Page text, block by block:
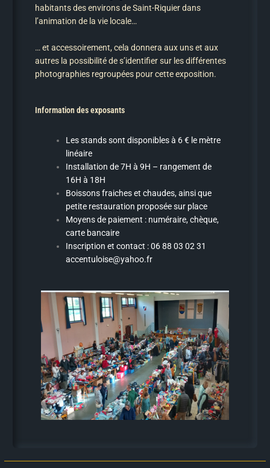
habitants des environs de Saint-Riquier dans
l’animation de la vie locale…
… et accessoirement, cela donnera aux uns et aux
autres la possibilité de s’identifier sur les différentes
photographies regroupées pour cette exposition.
Information des exposants
Les stands sont disponibles à 6 € le mètre
linéaire
Installation de 7H à 9H – rangement de
16H à 18H
Boissons fraiches et chaudes, ainsi que
petite restauration proposée sur place
Moyens de paiement : numéraire, chèque,
carte bancaire
Inscription et contact : 06 88 03 02 31
accentuloise@yahoo.fr